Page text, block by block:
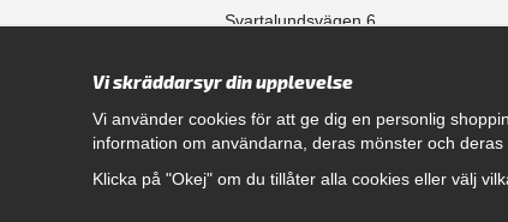
Svartalundsvägen 6
556861-0256
Öppettider
Vi skräddarsyr din upplevelse
Vi använder cookies för att ge dig en personlig
information om användarna, deras mönster och deras
Klicka på "Okej" om du tillåter alla cookies eller välj